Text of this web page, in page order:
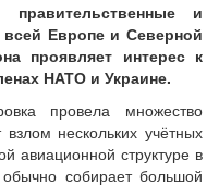
правительственные и
Европе и Северной
проявляет интерес к
НАТО и Украине.
провела множество
нескольких учётных
авиационной структуре в
собирает большой